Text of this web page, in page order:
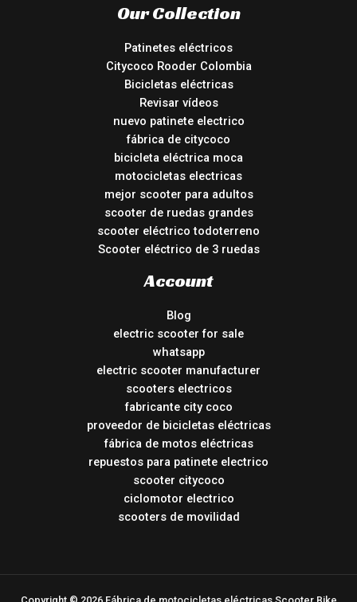
Our Collection
Patinetes eléctricos
Citycoco Rooder Colombia
Bicicletas eléctricas
Revisar vídeos
nuevo patinete electrico
fábrica de citycoco
bicicleta eléctrica moca
motocicletas electricas
mejor scooter para adultos
scooter de ruedas grandes
scooter eléctrico todoterreno
Scooter eléctrico de 3 ruedas
Account
Blog
electric scooter for sale
whatsapp
electric scooter manufacturer
scooters electricos
fabricante city coco
proveedor de bicicletas eléctricas
fábrica de motos eléctricas
repuestos para patinete electrico
scooter citycoco
ciclomotor electrico
scooters de movilidad